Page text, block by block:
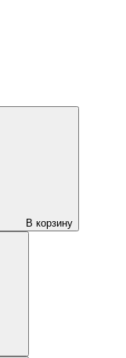
В корзину